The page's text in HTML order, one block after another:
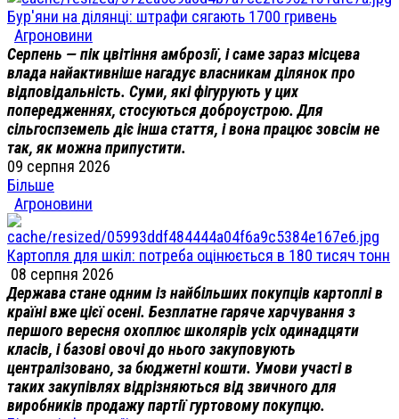
Бур'яни на ділянці: штрафи сягають 1700 гривень
Агроновини
Серпень — пік цвітіння амброзії, і саме зараз місцева
влада найактивніше нагадує власникам ділянок про
відповідальність. Суми, які фігурують у цих
попередженнях, стосуються доброустрою. Для
сільгоспземель діє інша стаття, і вона працює зовсім не
так, як можна припустити.
09 серпня 2026
Більше
Агроновини
Картопля для шкіл: потреба оцінюється в 180 тисяч тонн
08 серпня 2026
Держава стане одним із найбільших покупців картоплі в
країні вже цієї осені. Безплатне гаряче харчування з
першого вересня охоплює школярів усіх одинадцяти
класів, і базові овочі до нього закуповують
централізовано, за бюджетні кошти. Умови участі в
таких закупівлях відрізняються від звичного для
виробників продажу партії гуртовому покупцю.